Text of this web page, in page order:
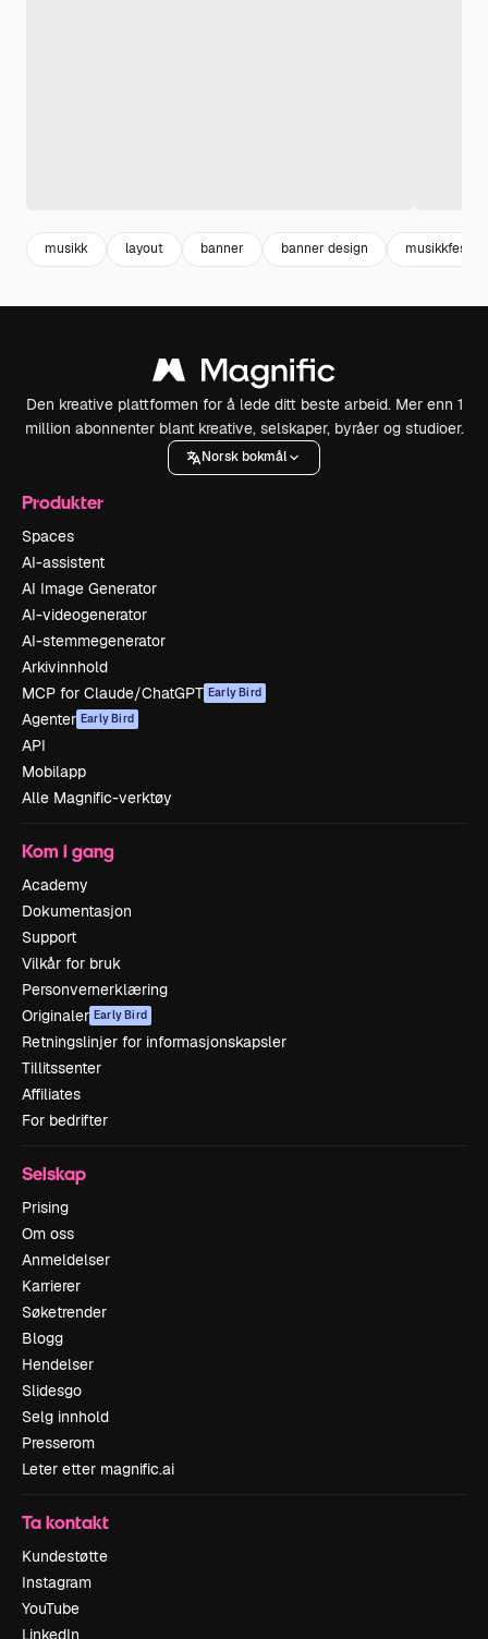
musikk layout banner banner design musikkfest
Den kreative plattformen for å lede ditt beste arbeid. Mer enn 1
million abonnenter blant kreative, selskaper, byråer og studioer.
Norsk bokmål
Produkter
Spaces
AI-assistent
AI Image Generator
AI-videogenerator
AI-stemmegenerator
Arkivinnhold
MCP for Claude/ChatGPT Early Bird
Agenter Early Bird
API
Mobilapp
Alle Magnific-verktøy
Kom i gang
Academy
Dokumentasjon
Support
Vilkår for bruk
Personvernerklæring
Originaler Early Bird
Retningslinjer for informasjonskapsler
Tillitssenter
Affiliates
For bedrifter
Selskap
Prising
Om oss
Anmeldelser
Karrierer
Søketrender
Blogg
Hendelser
Slidesgo
Selg innhold
Presserom
Leter etter magnific.ai
Ta kontakt
Kundestøtte
Instagram
YouTube
LinkedIn